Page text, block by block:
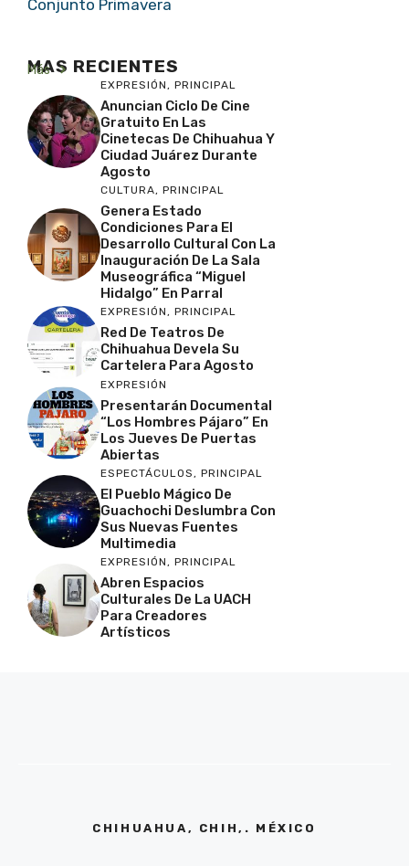
Conjunto Primavera
MAS RECIENTES
Más
EXPRESIÓN , PRINCIPAL
Anuncian Ciclo De Cine
Gratuito En Las
Cinetecas De Chihuahua Y
Ciudad Juárez Durante
Agosto
CULTURA, PRINCIPAL
Genera Estado
Condiciones Para El
Desarrollo Cultural Con La
Inauguración De La Sala
Museográfica “Miguel
Hidalgo” En Parral
EXPRESIÓN, PRINCIPAL
Red De Teatros De
Chihuahua Devela Su
Cartelera Para Agosto
EXPRESIÓN
Presentarán Documental
“Los Hombres Pájaro” En
Los Jueves De Puertas
Abiertas
ESPECTÁCULOS , PRINCIPAL
El Pueblo Mágico De
Guachochi Deslumbra Con
Sus Nuevas Fuentes
Multimedia
EXPRESIÓN , PRINCIPAL
Abren Espacios
Culturales De La UACH
Para Creadores
Artísticos
CHIHUAHUA, CHIH,. MÉXICO